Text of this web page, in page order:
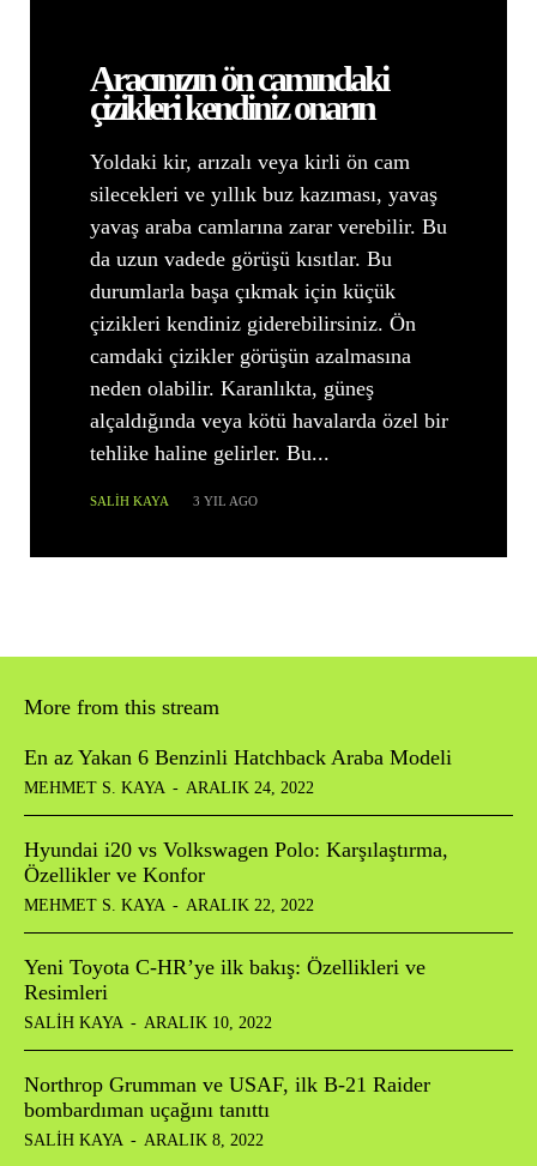
Aracınızın ön camındaki
çizikleri kendiniz onarın
Yoldaki kir, arızalı veya kirli ön cam
silecekleri ve yıllık buz kazıması, yavaş
yavaş araba camlarına zarar verebilir. Bu
da uzun vadede görüşü kısıtlar. Bu
durumlarla başa çıkmak için küçük
çizikleri kendiniz giderebilirsiniz. Ön
camdaki çizikler görüşün azalmasına
neden olabilir. Karanlıkta, güneş
alçaldığında veya kötü havalarda özel bir
tehlike haline gelirler. Bu...
SALIH KAYA 3 YIL AGO
More from this stream
En az Yakan 6 Benzinli Hatchback Araba Modeli
MEHMET S. KAYA - ARALIK 24, 2022
Hyundai i20 vs Volkswagen Polo: Karşılaştırma,
Özellikler ve Konfor
MEHMET S. KAYA - ARALIK 22, 2022
Yeni Toyota C-HR’ye ilk bakış: Özellikleri ve
Resimleri
SALIH KAYA - ARALIK 10, 2022
Northrop Grumman ve USAF, ilk B-21 Raider
bombardıman uçağını tanıttı
SALIH KAYA - ARALIK 8, 2022